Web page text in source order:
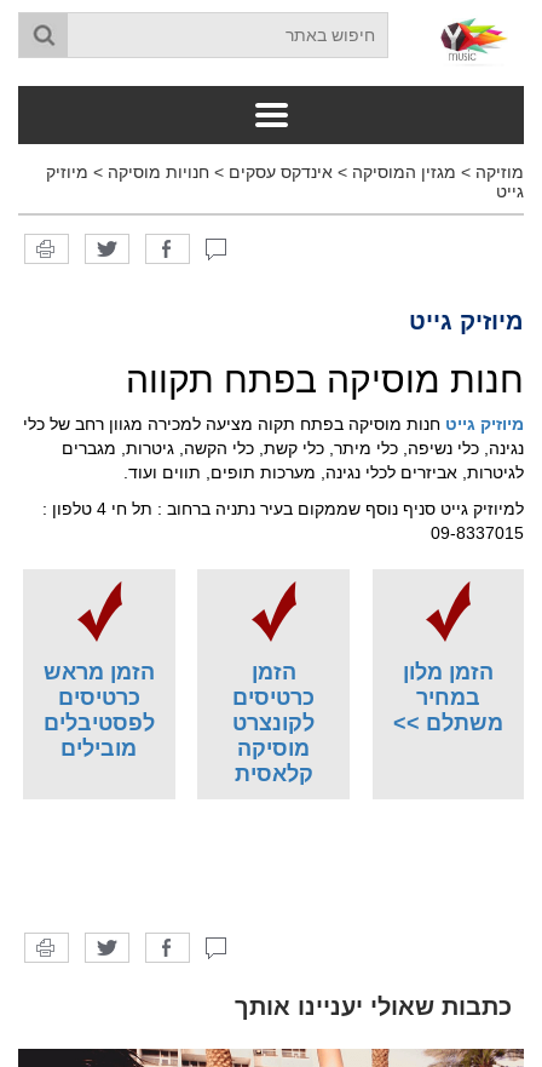
מוזיקה > מגזין המוסיקה > אינדקס עסקים > חנויות מוסיקה > מיוזיק
גייט
מיוזיק גייט
חנות מוסיקה בפתח תקווה
מיוזיק גייט חנות מוסיקה בפתח תקוה מציעה למכירה מגוון רחב של כלי
נגינה, כלי נשיפה, כלי מיתר, כלי קשת, כלי הקשה, גיטרות, מגברים
לגיטרות, אביזרים לכלי נגינה, מערכות תופים, תווים ועוד.
למיוזיק גייט סניף נוסף שממקום בעיר נתניה ברחוב : תל חי 4 טלפון :
09-8337015
הזמן מלון
במחיר
משתלם >>
הזמן
כרטיסים
לקונצרט
מוסיקה
קלאסית
הזמן מראש
כרטיסים
לפסטיבלים
מובילים
כתבות שאולי יעניינו אותך